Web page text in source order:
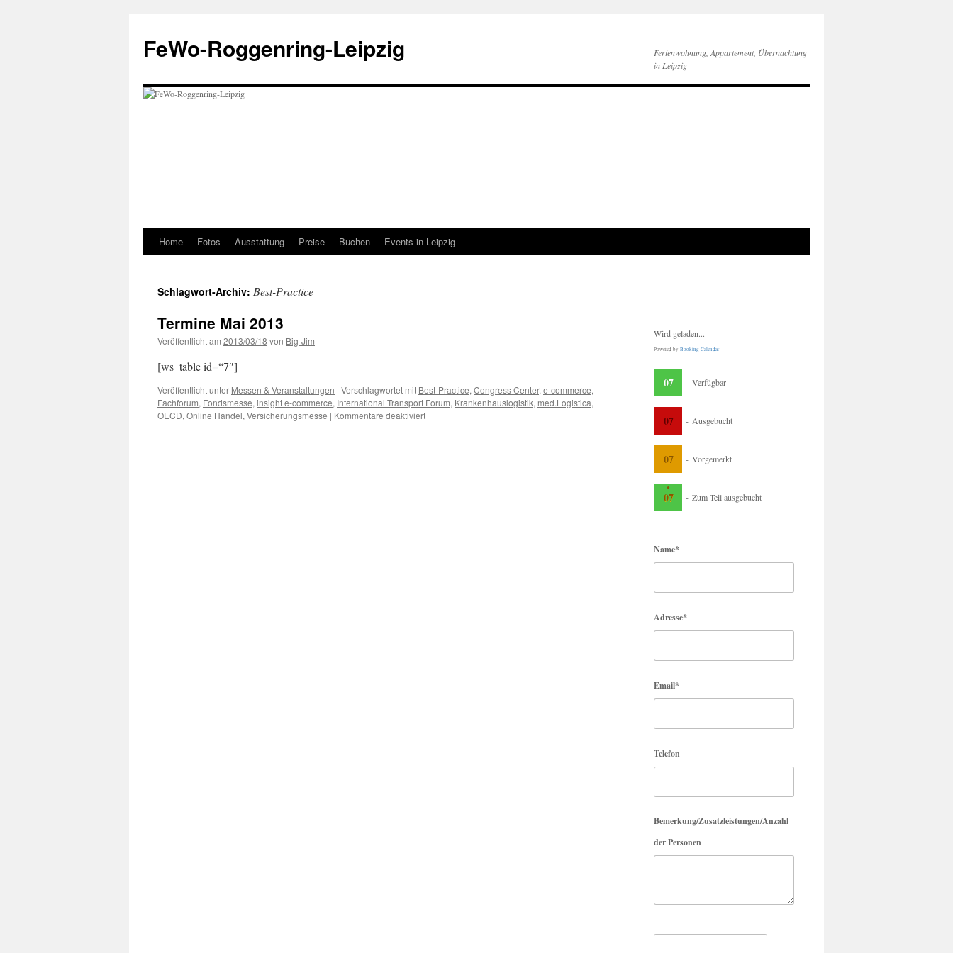
springen
FeWo-Roggenring-Leipzig
Ferienwohnung, Appartement, Übernachtung
in Leipzig
Home Fotos Ausstattung Preise Buchen Events in Leipzig
Schlagwort-Archiv: Best-Practice
Termine Mai 2013
Veröffentlicht am 2013/03/18 von Big-Jim
[ws_table id=“7″]
Veröffentlicht unter Messen & Veranstaltungen | Verschlagwortet mit Best-Practice, Congress Center, e-commerce,
Fachforum, Fondsmesse, insight e-commerce, International Transport Forum, Krankenhauslogistik, med.Logistica,
OECD, Online Handel, Versicherungsmesse | Kommentare deaktiviertfür
Wird geladen...
Powered by Booking Calendar
07 - Verfügbar
07 - Ausgebucht
07 - Vorgemerkt
·
07 - Zum Teil ausgebucht
Name*
Adresse*
Email*
Telefon
Bemerkung/Zusatzleistungen/Anzahl
der Personen